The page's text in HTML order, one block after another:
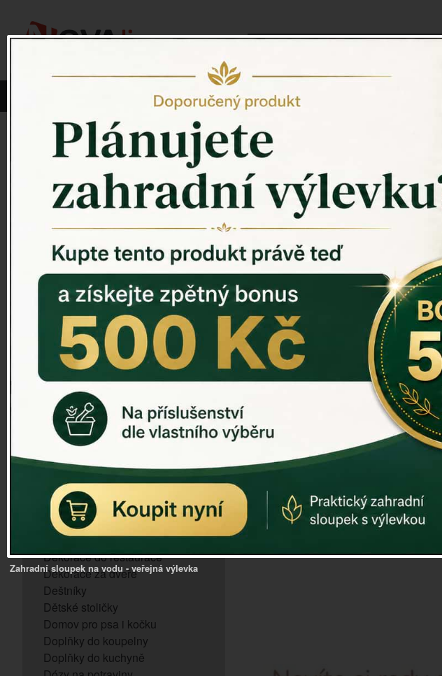
Vyberte si kategorii: NOVINKY
PÍTKO PRO PTÁKY
ZAHRADNÍ SOCHY
ZAHRADNÍ UMYVADLA
PTAČÍ BUDKY
Litinové škrabáky na boty
DEKORACE NA HROB
RETRO KONZOLE
Domovní čísla - litina
DEKORACE NA ZEĎ
ZVONKOHRA
ZVONY A ZVONKY
PTAČÍ KRMÍTKA
SLUNEČNÍ HODINY
Dózy na brambory a zeleninu
VÝPRODEJ - poslední kusy
Andělé, něžné sošky
Aroma lampy
Buddha soška
BUDKY PRO SÝKORKY
Budky pro vrabce
Bytový textil
Dárky pro muže
Dekorace do bytu
Dekorace do restaurace
Dekorace za dveře
Deštníky
Dětské stoličky
Domov pro psa i kočku
Doplňky do koupelny
Doplňky do kuchyně
Venkovský domov
Zahradní sloupek na vodu - veřejná výlevka